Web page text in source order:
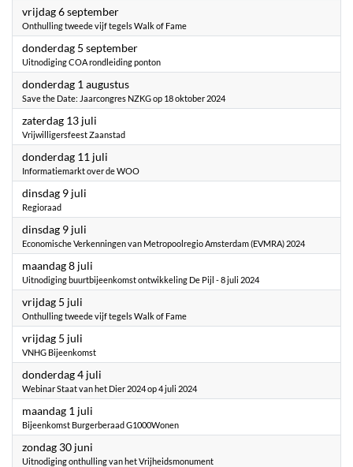
vrijdag 6 september2024
Onthulling tweede vijf tegels Walk of Fame
donderdag 5 september2024
Uitnodiging COA rondleiding ponton
donderdag 1 augustus2024
Save the Date: Jaarcongres NZKG op 18 oktober 2024
zaterdag 13 juli
Vrijwilligersfeest Zaanstad
donderdag 11 juli
Informatiemarkt over de WOO
dinsdag 9 juli
Regioraad
dinsdag 9 juli
Economische Verkenningen van Metropoolregio Amsterdam (EVMRA) 2024
maandag 8 juli
Uitnodiging buurtbijeenkomst ontwikkeling De Pijl - 8 juli 2024
vrijdag 5 juli
Onthulling tweede vijf tegels Walk of Fame
vrijdag 5 juli
VNHG Bijeenkomst
donderdag 4 juli
Webinar Staat van het Dier 2024 op 4 juli 2024
maandag 1 juli
Bijeenkomst Burgerberaad G1000Wonen
zondag 30 juni
Uitnodiging onthulling van het Vrijheidsmonument